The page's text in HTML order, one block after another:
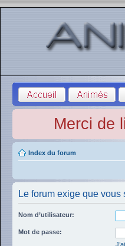
Merci de
Index du forum
Le forum exige que
Nom d’utilisateur:
Mot de passe: